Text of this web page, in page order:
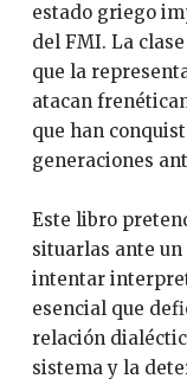
estado griego
del FMI. La
que la
atacan
que han
generaciones
Este libro
situarlas ante
intentar
esencial que
relación
sistema y la